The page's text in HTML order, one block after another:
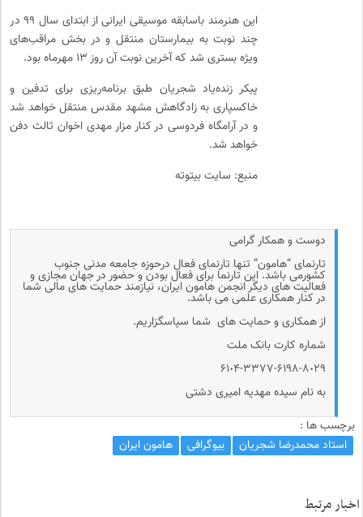
این هنرمند باسابقه موسیقی ایرانی از ابتدای سال ۹۹ در
چند نوبت به بیمارستان منتقل و در بخش مراقب‌های
ویژه بستری شد که آخرین نوبت آن روز ۱۳ مهرماه بود.
پیکر زنده‌یاد شجریان طبق برنامه‌ریزی برای تدفین و
خاکسپاری به زادگاهش مشهد مقدس منتقل خواهد شد
و در آرامگاه فردوسی در کنار مزار مهدی اخوان ثالث دفن
خواهد شد.
منبع: سایت بیتوته
دوست و همکار گرامی
تارنمای “هامون” تنها تارنمای فعال درحوزه جامعه مدنی جنوب
کشورمی باشد. این تارنما برای فعال بودن و حضور در جهان مجازی و
فعالیت های دیگر انجمن هامون ایران، نیازمند حمایت های مالی شما
در کنار همکاری علمی می باشد.
از همکاری و حمایت های شما سپاسگزاریم.
شماره کارت بانک ملت
۶۱٠۴-۳۳۷۷-۶۱۹۸-۸٠۲۹
به نام سیده مهدیه امیری دشتی
برچسب ها :
استاد محمدرضا شجریان
بیوگرافی هامون ایران
اخبار مرتبط